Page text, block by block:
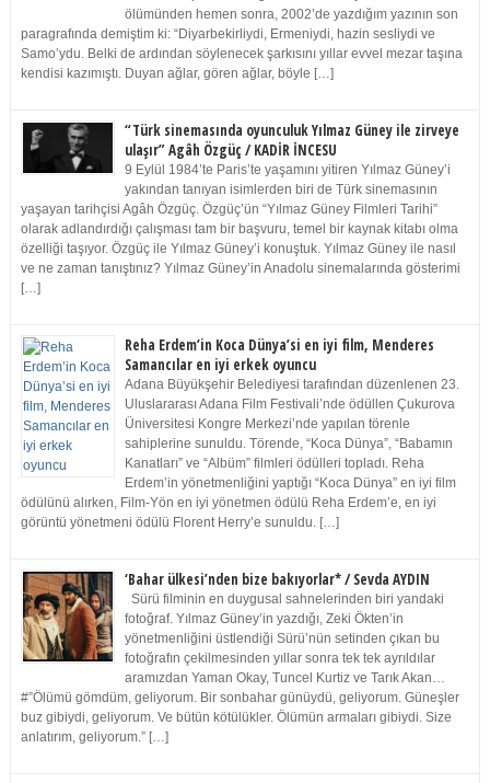
ölümünden hemen sonra, 2002’de yazdığım yazının son
paragrafında demiştim ki: “Diyarbekirliydi, Ermeniydi, hazin sesliydi ve
Samo’ydu. Belki de ardından söylenecek şarkısını yıllar evvel mezar taşına
kendisi kazımıştı. Duyan ağlar, gören ağlar, böyle […]
“Türk sinemasında oyunculuk Yılmaz Güney ile zirveye
ulaşır” Agâh Özgüç / KADİR İNCESU
9 Eylül 1984’te Paris’te yaşamını yitiren Yılmaz Güney’i
yakından tanıyan isimlerden biri de Türk sinemasının
yaşayan tarihçisi Agâh Özgüç. Özgüç’ün “Yılmaz Güney Filmleri Tarihi”
olarak adlandırdığı çalışması tam bir başvuru, temel bir kaynak kitabı olma
özelliği taşıyor. Özgüç ile Yılmaz Güney’i konuştuk. Yılmaz Güney ile nasıl
ve ne zaman tanıştınız? Yılmaz Güney’in Anadolu sinemalarında gösterimi
[…]
Reha Erdem’in Koca Dünya’si en iyi film, Menderes
Samancılar en iyi erkek oyuncu
Adana Büyükşehir Belediyesi tarafından düzenlenen 23.
Uluslararası Adana Film Festivali’nde ödüllen Çukurova
Üniversitesi Kongre Merkezi’nde yapılan törenle
sahiplerine sunuldu. Törende, “Koca Dünya”, “Babamın
Kanatları” ve “Albüm” filmleri ödülleri topladı. Reha
Erdem’in yönetmenliğini yaptığı “Koca Dünya” en iyi film
ödülünü alırken, Film-Yön en iyi yönetmen ödülü Reha Erdem’e, en iyi
görüntü yönetmeni ödülü Florent Herry’e sunuldu. […]
‘Bahar ülkesi’nden bize bakıyorlar* / Sevda AYDIN
Sürü filminin en duygusal sahnelerinden biri yandaki
fotoğraf. Yılmaz Güney’in yazdığı, Zeki Ökten’in
yönetmenliğini üstlendiği Sürü’nün setinden çıkan bu
fotoğrafın çekilmesinden yıllar sonra tek tek ayrıldılar
aramızdan Yaman Okay, Tuncel Kurtiz ve Tarık Akan…
#”Ölümü gömdüm, geliyorum. Bir sonbahar günüydü, geliyorum. Güneşler
buz gibiydi, geliyorum. Ve bütün kötülükler. Ölümün armaları gibiydi. Size
anlatırım, geliyorum.” […]